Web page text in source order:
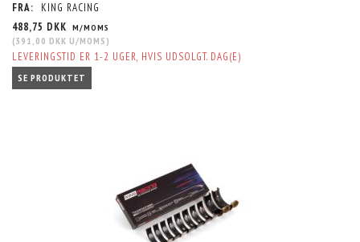
FRA:
KING RACING
488,75 DKK M/MOMS
(391,00 DKK U/MOMS )
LEVERINGSTID ER 1-2 UGER, HVIS UDSOLGT. DAG(E)
SE PRODUKTET